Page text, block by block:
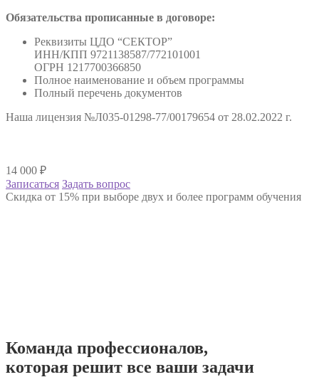
Обязательства прописанные в договоре:
Реквизиты ЦДО “СЕКТОР”
ИНН/КПП 9721138587/772101001
ОГРН 1217700366850
Полное наименование и объем программы
Полный перечень документов
Наша лицензия №Л035-01298-77/00179654 от 28.02.2022 г.
14 000 ₽
Записаться Задать вопрос
Скидка от 15% при выборе двух и более программ обучения
Команда профессионалов,
которая решит все ваши задачи